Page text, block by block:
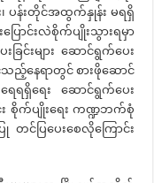
၊ ပန်းတိုင်အထွက်နှုန်း မရရှိ
ာင်းလဲစိုက်ပျိုးသွားရမှာ
ခြင်းများ ဆောင်ရွက်ပေး
သည့်နေရာတွင် စားဖိုဆောင်
ရရှိရေး ဆောင်ရွက်ပေး
း စိုက်ပျိုးရေး ကဏ္ဍဘက်စုံ
တင်ပြပေးစေလိုကြောင်း